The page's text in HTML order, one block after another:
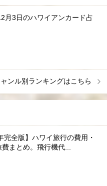
月3日のハワイアンカード占
ンル別ランキングはこちら
完全版】ハワイ旅行の費用・
まとめ。飛行機代...